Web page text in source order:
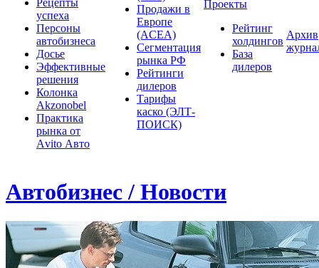
Рецепты
успеха
Персоны
автобизнеса
Досье
Эффективные
решения
Колонка
Akzonobel
Практика
рынка от
Аvito Авто
Продажи в
Европе
(ACEA)
Сегментация
рынка РФ
Рейтинги
дилеров
Тарифы
каско (ЭЛТ-
ПОИСК)
Проекты
Рейтинг
холдингов
База
дилеров
Архив
Автобизнес / Новости